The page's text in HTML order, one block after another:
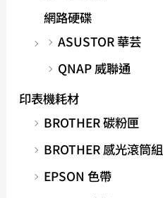
網路硬碟
ASUSTOR 華芸
QNAP 威聯通
印表機耗材
BROTHER 碳粉匣
BROTHER 感光滾筒組
EPSON 色帶